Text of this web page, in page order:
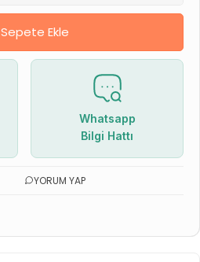
Sepete Ekle
Whatsapp
Bilgi Hattı
YORUM YAP